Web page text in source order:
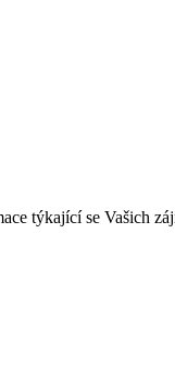
týkající se Vašich